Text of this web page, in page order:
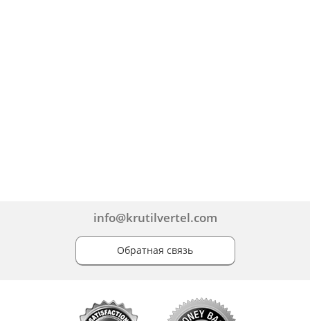
info@krutilvertel.com
Обратная связь